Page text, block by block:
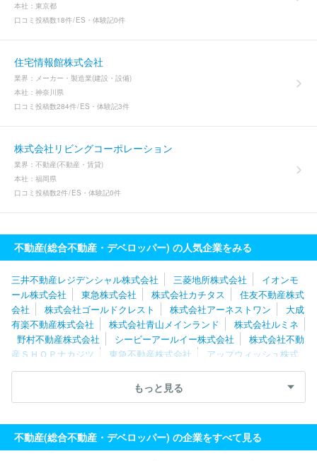
本社： 東京都
口コミ投稿数18件 ES・体験記0件
住宅情報館株式会社
業界： メーカー・製造業(建設・設備)
本社： 神奈川県
口コミ投稿数284件 ES・体験記3件
株式会社リビングコーポレーション
業界： 不動産(不動産・賃貸)
本社： 福岡県
口コミ投稿数2件 ES・体験記0件
不動産(総合不動産・デベロッパー) の人気企業をみる
三井不動産レジデンシャル株式会社 三菱地所株式会社
イオンモ
ール株式会社
東急株式会社 株式会社カチタス
住友不動産株式
会社
株式会社ゴールドクレスト 株式会社アーネストワン
大成
有楽不動産株式会社
株式会社青山メインランド
株式会社ルミネ
野村不動産株式会社
シービーアールイー株式会社
株式会社不動
産ＳＨＯＰナカジツ
東急不動産株式会社
アップウィッシュ株式
会社
森ビル株式会社 東京建物株式会社
リバー産業株式会社
株式会社クレアスライフ
プロパティエージェ
ント株式会社
交通産業株式会社
小田急不動産株式会社
株式会社デュアルタッ
プ
株式会社エイチ・ツー・オーアセットマネジメント
もっと見る
不動産(総合不動産・デベロッパー) の企業をすべて見る